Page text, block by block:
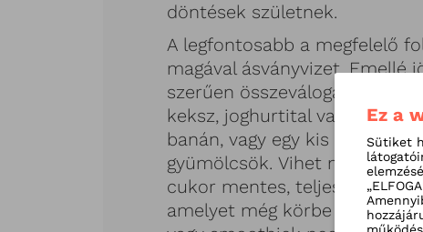
döntések születnek.
A legfontosabb a megfelelő
magával ásványvizet. Emellé
szerűen összeválogatott
keksz, joghurtital vagy kefir.
banán, vagy egy kis
gyümölcsök. Vihet magával
cukor mentes, teljes kiőrlésű
amelyet még körbe is
Ez a
Sütiket